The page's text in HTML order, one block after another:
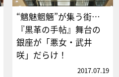
“魑魅魍魎”が集う街…
『黒革の手帖』舞台の
銀座が「悪女・武井
咲」だらけ！
2017.07.19